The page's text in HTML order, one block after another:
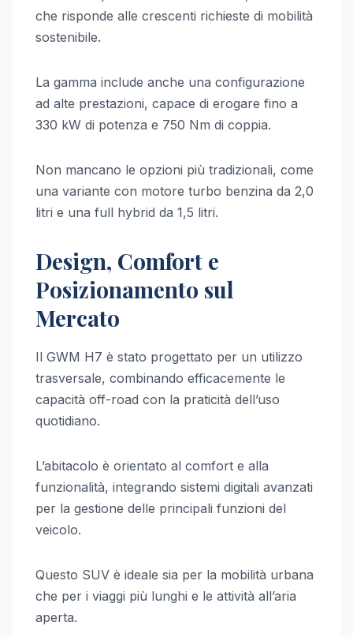
che risponde alle crescenti richieste di mobilità
sostenibile.
La gamma include anche una configurazione
ad alte prestazioni, capace di erogare fino a
330 kW di potenza e 750 Nm di coppia.
Non mancano le opzioni più tradizionali, come
una variante con motore turbo benzina da 2,0
litri e una full hybrid da 1,5 litri.
Design, Comfort e
Posizionamento sul
Mercato
Il GWM H7 è stato progettato per un utilizzo
trasversale, combinando efficacemente le
capacità off-road con la praticità dell’uso
quotidiano.
L’abitacolo è orientato al comfort e alla
funzionalità, integrando sistemi digitali avanzati
per la gestione delle principali funzioni del
veicolo.
Questo SUV è ideale sia per la mobilità urbana
che per i viaggi più lunghi e le attività all’aria
aperta.